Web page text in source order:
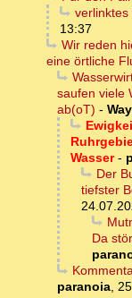
verlinktes
13:37
Wir reden
eine örtliche
saufen viele
ab(oT) -
Wasser-
Der
tiefster
Da
paranoia,